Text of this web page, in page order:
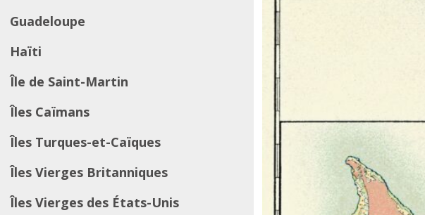
Guadeloupe
Haïti
Île de Saint-Martin
Îles Caïmans
Îles Turques-et-Caïques
Îles Vierges Britanniques
Îles Vierges des États-Unis